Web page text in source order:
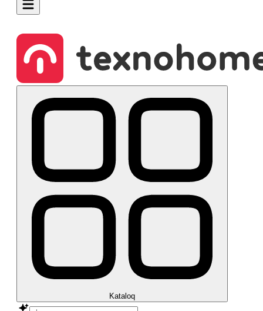
Kataloq